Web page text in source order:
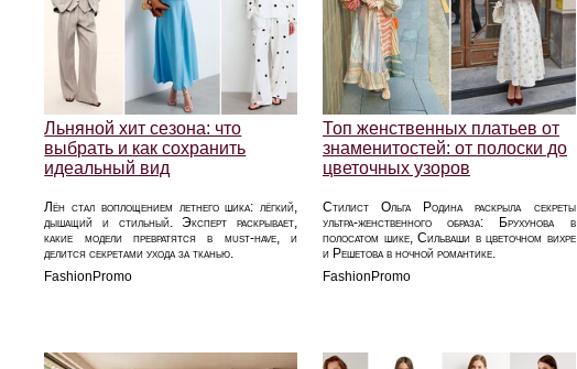
Льняной хит сезона: что
выбрать и как сохранить
идеальный вид
Лён стал воплощением летнего шика: лёгкий,
дышащий и стильный. Эксперт раскрывает,
какие модели превратятся в must‑have, и
делится секретами ухода за тканью.
FashionPromo
Топ женственных платьев от
знаменитостей: от полоски до
цветочных узоров
Стилист Ольга Родина раскрыла секреты
ультра‑женственного образа: Брухунова в
полосатом шике, Сильваши в цветочном вихре
и Решетова в ночной романтике.
FashionPromo